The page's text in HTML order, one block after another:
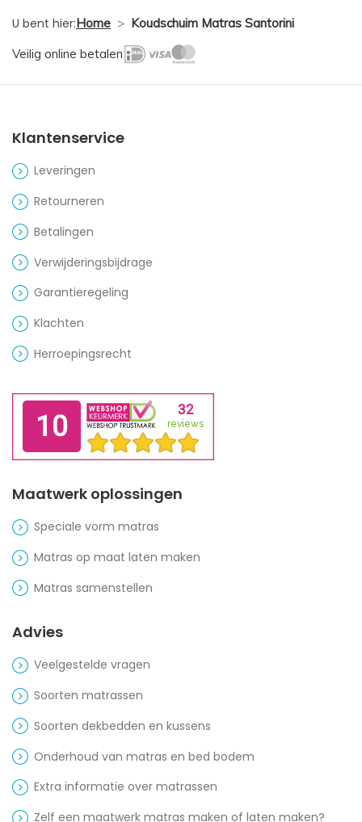
U bent hier:Home > Koudschuim Matras Santorini
Veilig online betalen
Klantenservice
Leveringen
Retourneren
Betalingen
Verwijderingsbijdrage
Garantieregeling
Klachten
Herroepingsrecht
Maatwerk oplossingen
Speciale vorm matras
Matras op maat laten maken
Matras samenstellen
Advies
Veelgestelde vragen
Soorten matrassen
Soorten dekbedden en kussens
Onderhoud van matras en bed bodem
Extra informatie over matrassen
Zelf een maatwerk matras maken of laten maken?